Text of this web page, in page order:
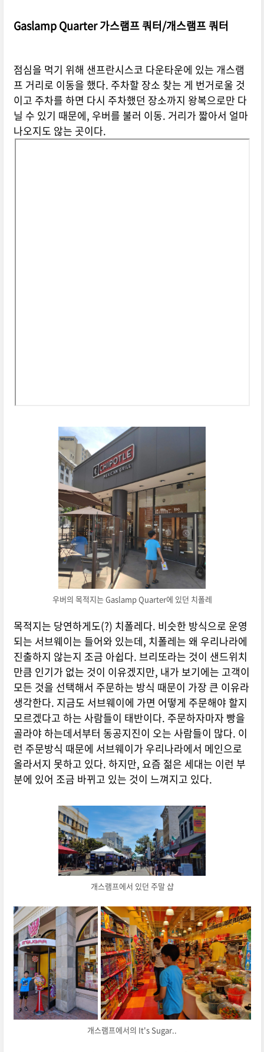
Gaslamp Quarter 가스램프 쿼터/개스램프 쿼터
점심을 먹기 위해 샌프란시스코 다운타운에 있는 개스램
프 거리로 이동을 했다. 주차할 장소 찾는 게 번거로울 것
이고 주차를 하면 다시 주차했던 장소까지 왕복으로만 다
닐 수 있기 때문에, 우버를 불러 이동. 거리가 짧아서 얼마
나오지도 않는 곳이다.
우버의 목적지는 Gaslamp Quarter에 있던 치폴레
목적지는 당연하게도(?) 치폴레다. 비슷한 방식으로 운영
되는 서브웨이는 들어와 있는데, 치폴레는 왜 우리나라에
진출하지 않는지 조금 아쉽다. 브리또라는 것이 샌드위치
만큼 인기가 없는 것이 이유겠지만, 내가 보기에는 고객이
모든 것을 선택해서 주문하는 방식 때문이 가장 큰 이유라
생각한다. 지금도 서브웨이에 가면 어떻게 주문해야 할지
모르겠다고 하는 사람들이 태반이다. 주문하자마자 빵을
골라야 하는데서부터 동공지진이 오는 사람들이 많다. 이
런 주문방식 때문에 서브웨이가 우리나라에서 메인으로
올라서지 못하고 있다. 하지만, 요즘 젊은 세대는 이런 부
분에 있어 조금 바뀌고 있는 것이 느껴지고 있다.
개스램프에서 있던 주말 샵
개스램프에서의 It's Sugar..